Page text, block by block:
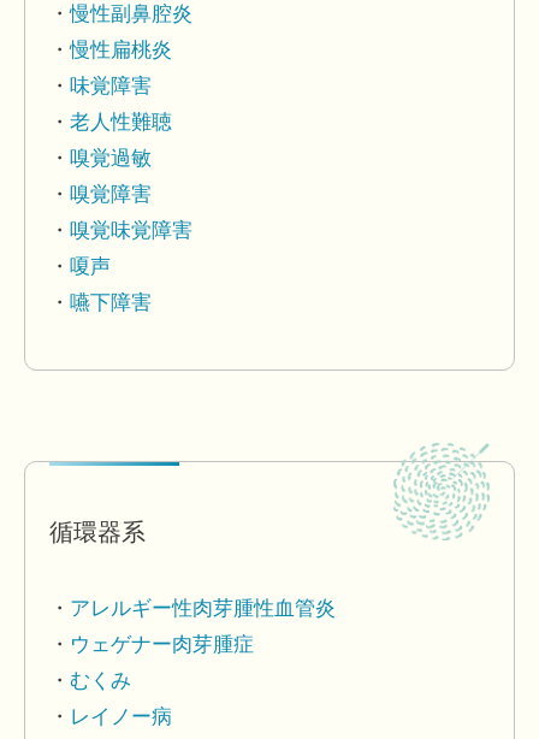
慢性副鼻腔炎
慢性扁桃炎
味覚障害
老人性難聴
嗅覚過敏
嗅覚障害
嗅覚味覚障害
嗄声
嚥下障害
循環器系
アレルギー性肉芽腫性血管炎
ウェゲナー肉芽腫症
むくみ
レイノー病